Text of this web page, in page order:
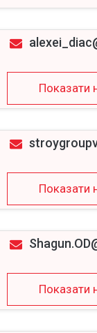
Показати
Показати
Показати